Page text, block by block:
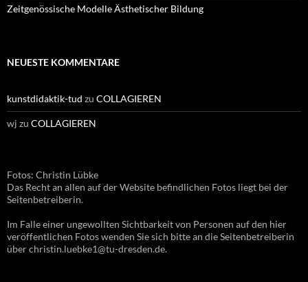
Zeitgenössische Modelle Ästhetischer Bildung
NEUESTE KOMMENTARE
kunstdidaktik-tud zu COLLAGIEREN
wj zu COLLAGIEREN
Fotos: Christin Lübke
Das Recht an allen auf der Website befindlichen Fotos liegt bei der
Seitenbetreiberin.
Im Falle einer ungewollten Sichtbarkeit von Personen auf den hier
veröffentlichen Fotos wenden Sie sich bitte an die Seitenbetreiberin
über christin.luebke1@tu-dresden.de.